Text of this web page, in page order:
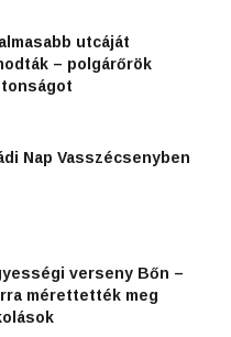
utcáját
– polgárőrök
Nap Vasszécsenyben
verseny Bőn –
mérettették meg